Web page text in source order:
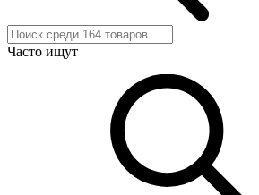
Часто ищут